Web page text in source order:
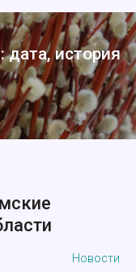
дата, история
Новости